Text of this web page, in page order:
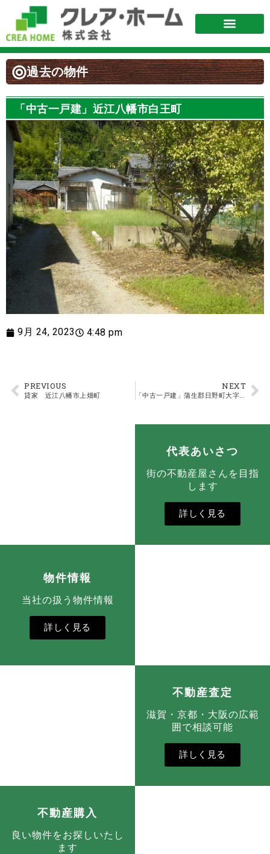
過去の物件
「中古一戸建」近江八幡市白王町
9月 24, 2023 4:48 pm
PREVIOUS
貸家 近江八幡市上畑町
NEXT
「中古一戸建」蒲生郡日野町大字山本 湖南サンライズ
代表あいさつ
街の不動産屋さんを目指
します
詳しく見る
物件情報
当社の扱う物件情報
詳しく見る
不動産査定
滋賀・京都・大阪の広範
囲で相談可能
詳しく見る
不動産購入
良い物件をお探しいたし
ます